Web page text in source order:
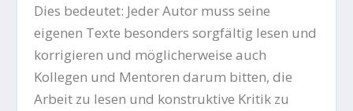
Dies bedeutet: Jeder Autor muss seine
eigenen Texte besonders sorgfältig lesen und
korrigieren und möglicherweise auch
Kollegen und Mentoren darum bitten, die
Arbeit zu lesen und konstruktive Kritik zu